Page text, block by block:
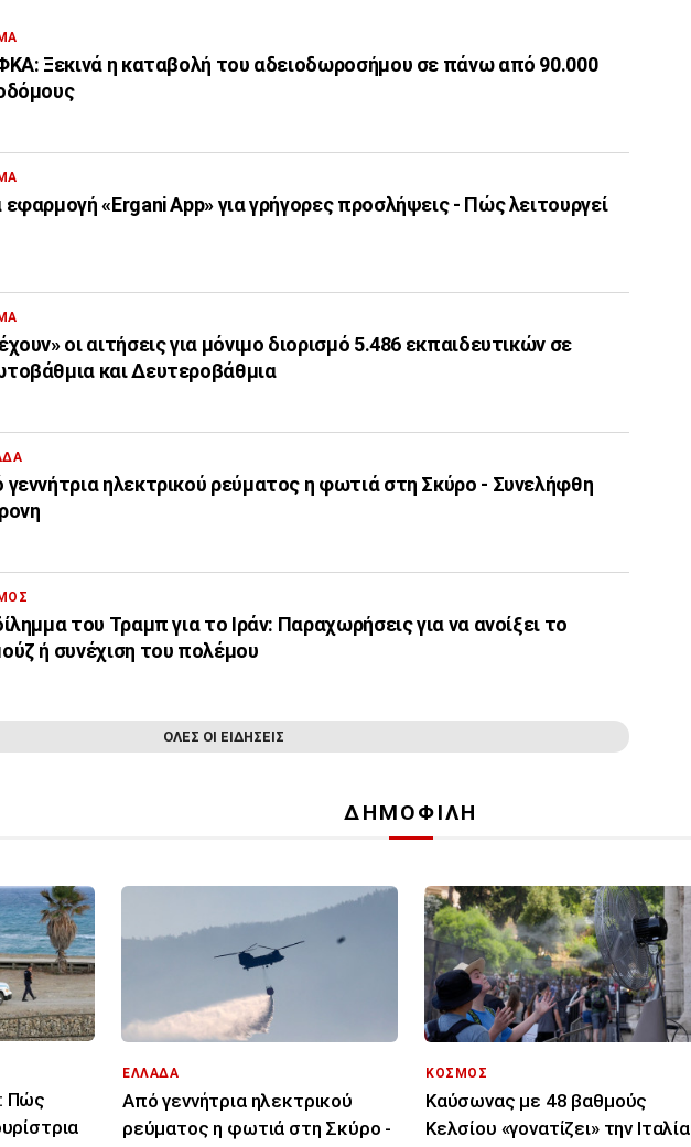
Ξεκινά η καταβολή του αδειοδωροσήμου σε πάνω από 90.000
«Ergani App» για γρήγορες προσλήψεις - Πώς λειτουργεί
οι αιτήσεις για μόνιμο διορισμό 5.486 εκπαιδευτικών σε
και Δευτεροβάθμια
ηλεκτρικού ρεύματος η φωτιά στη Σκύρο - Συνελήφθη
του Τραμπ για το Ιράν: Παραχωρήσεις για να ανοίξει το
ή συνέχιση του πολέμου
ΟΛΕΣ ΟΙ ΕΙΔΗΣΕΙΣ
ΔΗΜΟΦΙΛΗ
Πώς
ΕΛΛΑΔΑ
Από γεννήτρια ηλεκτρικού
ρεύματος η φωτιά στη Σκύρο -
ΚΟΣΜΟΣ
Καύσωνας με 48 βαθμούς
Κελσίου «γονατίζει» την Ιταλία